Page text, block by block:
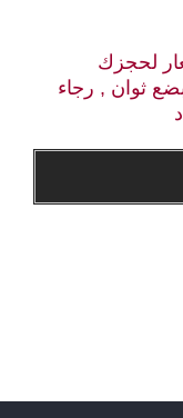
لحجزك
ثوان , رجاء